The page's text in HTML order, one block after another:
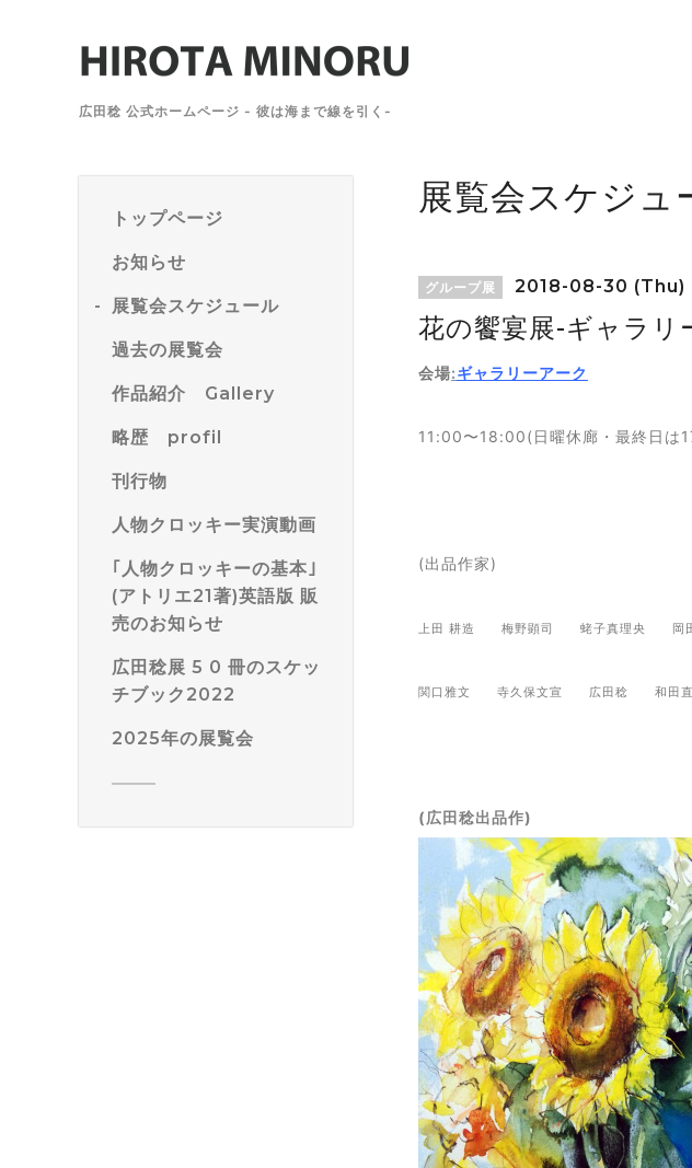
広田稔 公式ホームページ - 彼は海まで線を引く-
トップページ
お知らせ
展覧会スケジュール
過去の展覧会
作品紹介 Gallery
略歴 profil
刊行物
人物クロッキー実演動画
｢人物クロッキーの基本｣
(アトリエ21著)英語版 販
売のお知らせ
広田稔展 5 0 冊のスケッ
チブック2022
2025年の展覧会
展覧会スケジュ
グループ展 2018-08-30
花の饗宴展-ギャラリ
会場:ギャラリーアーク
11:00〜18:00(日曜休廊・最終日は
(出品作家)
上田 耕造 梅野顕司 蛯子真理央
関口雅文 寺久保文宣 広田稔 和田
(広田稔出品作)